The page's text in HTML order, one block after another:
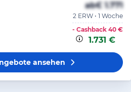
ab€ 1.771
2 ERW • 1 Woche
- Cashback 40 €
1.731 €
ansehen